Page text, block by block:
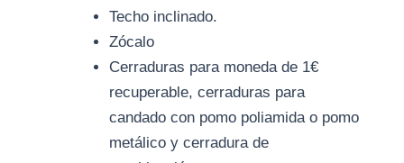
Techo inclinado.
Zócalo
Cerraduras para moneda de 1€
recuperable, cerraduras para
candado con pomo poliamida o pomo
metálico y cerradura de